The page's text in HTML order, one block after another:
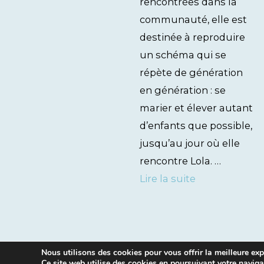
communauté, elle est
destinée à reproduire
un schéma qui se
répète de génération
en génération : se
marier et élever autant
d’enfants que possible,
jusqu’au jour où elle
rencontre Lola. …
Lire la suite
Nous utilisons des cookies pour vous offrir la meilleure